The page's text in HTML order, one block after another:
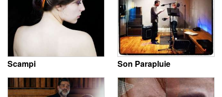
Scampi Son Parapluie